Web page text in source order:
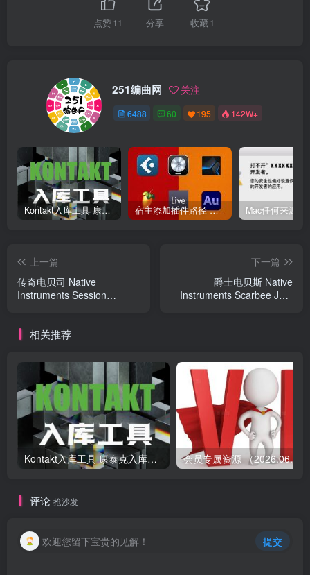
点赞11 分享 收藏1
251编曲网 关注
6488 60 195 142W+
Kontakt入库工具 康泰克入库教程 宿主添加插件路径 插件路径设置 VSTPlugins路径
上一篇
传奇电贝司 Native
Instruments Session
下一篇
爵士电贝斯 Native
Instruments Scarbee Jay-
相关推荐
Kontakt入库工具 康泰克入库教程
评论 抢沙发
欢迎您留下宝贵的见解！ 提交